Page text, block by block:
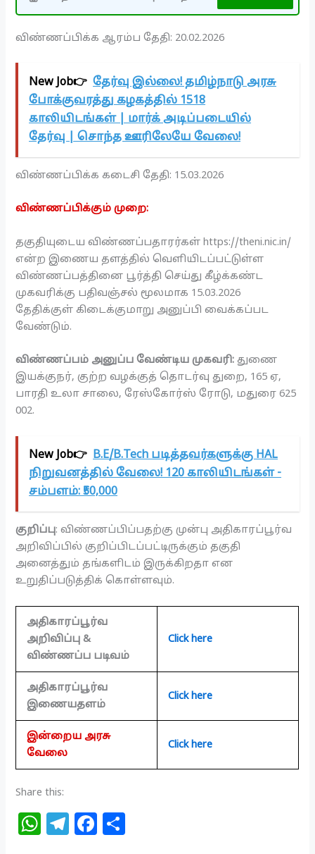
விண்ணப்பிக்க ஆரம்ப தேதி: 20.02.2026
New Job👉 தேர்வு இல்லை! தமிழ்நாடு அரசு
போக்குவரத்து கழகத்தில் 1518
காலியிடங்கள் | மார்க் அடிப்படையில்
தேர்வு | சொந்த ஊரிலேயே வேலை!
விண்ணப்பிக்க கடைசி தேதி: 15.03.2026
விண்ணப்பிக்கும் முறை:
தகுதியுடைய விண்ணப்பதாரர்கள் https://theni.nic.in/
என்ற இணைய தளத்தில் வெளியிடப்பட்டுள்ள
விண்ணப்பத்தினை பூர்த்தி செய்து கீழ்க்கண்ட
முகவரிக்கு பதிவஞ்சல் மூலமாக 15.03.2026
தேதிக்குள் கிடைக்குமாறு அனுப்பி வைக்கப்பட
வேண்டும்.
விண்ணப்பம் அனுப்ப வேண்டிய முகவரி: துணை
இயக்குநர், குற்ற வழக்குத் தொடர்வு துறை, 165 ஏ,
பாரதி உலா சாலை, ரேஸ்கோர்ஸ் ரோடு, மதுரை 625
002.
New Job👉 B.E/B.Tech படித்தவர்களுக்கு HAL
நிறுவனத்தில் வேலை! 120 காலியிடங்கள் -
சம்பளம்: ₹50,000
குறிப்பு: விண்ணப்பிப்பதற்கு முன்பு அதிகாரப்பூர்வ
அறிவிப்பில் குறிப்பிடப்பட்டிருக்கும் தகுதி
அனைத்தும் தங்களிடம் இருக்கிறதா என
உறுதிப்படுத்திக் கொள்ளவும்.
அதிகாரப்பூர்வ
அறிவிப்பு &
விண்ணப்ப படிவம்
Click here
அதிகாரப்பூர்வ
இணையதளம்
Click here
இன்றைய அரசு
வேலை
Click here
Share this:
W T
F